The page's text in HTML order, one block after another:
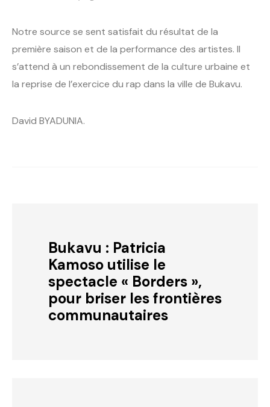
Notre source se sent satisfait du résultat de la
première saison et de la performance des artistes. Il
s’attend à un rebondissement de la culture urbaine et
la reprise de l’exercice du rap dans la ville de Bukavu.
David BYADUNIA.
Bukavu : Patricia
Kamoso utilise le
spectacle « Borders »,
pour briser les frontières
communautaires